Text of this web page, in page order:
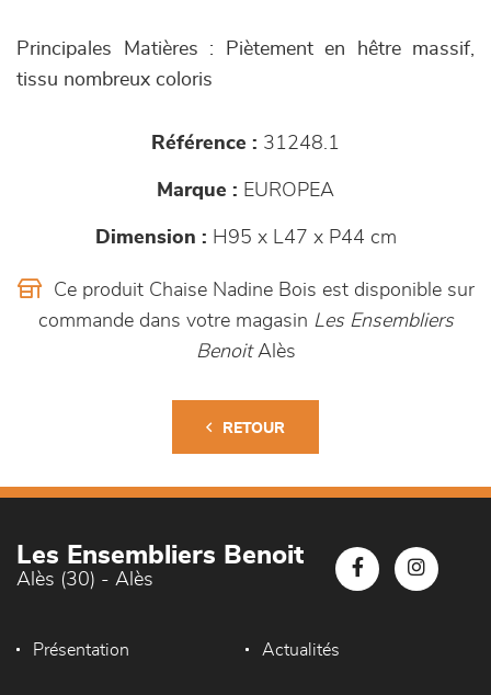
Principales Matières : Piètement en hêtre massif,
tissu nombreux coloris
Référence : 31248.1
Marque : EUROPEA
Dimension : H95 x L47 x P44 cm
Ce produit Chaise Nadine Bois est disponible sur
commande dans votre magasin Les Ensembliers
BenoitAlès
RETOUR
Les Ensembliers Benoit
Alès (30) - Alès
Présentation Actualités